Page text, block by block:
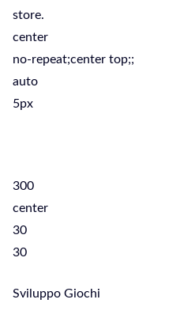
store.
center
no-repeat;center top;;
auto
5px
300
center
30
30
Sviluppo Giochi